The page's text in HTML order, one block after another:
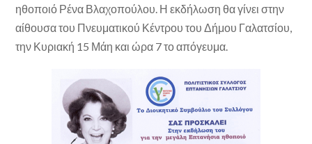
ηθοποιό Ρένα Βλαχοπούλου. Η εκδήλωση θα γίνει στην
αίθουσα του Πνευματικού Κέντρου του Δήμου Γαλατσίου,
την Κυριακή 15 Μάη και ώρα 7 το απόγευμα.